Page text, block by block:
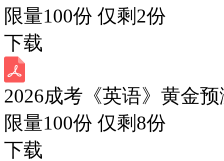
限量100份 仅剩 2份
下载
2026成考《英语》黄金
限量100份 仅剩 8份
下载